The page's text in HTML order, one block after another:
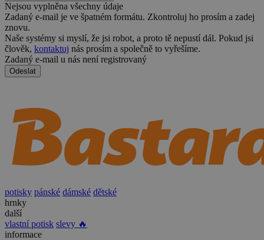
Nejsou vyplněna všechny údaje
Zadaný e-mail je ve špatném formátu. Zkontroluj ho prosím a zadej
znovu.
Naše systémy si myslí, že jsi robot, a proto tě nepustí dál. Pokud jsi
člověk, kontaktuj nás prosím a společně to vyřešíme.
Zadaný e-mail u nás není registrovaný
Odeslat
potisky pánské dámské dětské
hrnky
další
vlastní potisk slevy 🔥
informace